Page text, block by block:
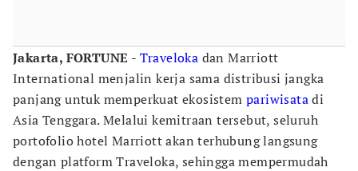
Jakarta, FORTUNE - Traveloka dan Marriott
International menjalin kerja sama distribusi jangka
panjang untuk memperkuat ekosistem pariwisatadi
Asia Tenggara. Melalui kemitraan tersebut, seluruh
portofolio hotel Marriott akan terhubung langsung
dengan platform Traveloka, sehingga mempermudah